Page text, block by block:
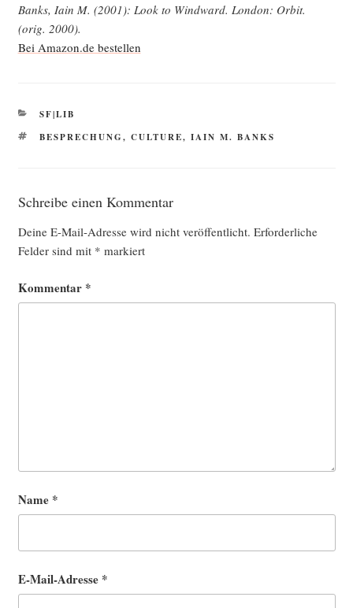
Banks, Iain M. (2001): Look to Wind­ward. Lon­don: Orbit.
(orig. 2000).
Bei Amazon.de bestellen
KATEGORIEN
SF|LIB
SCHLAGWÖRTER
BESPRECHUNG, CULTURE, IAIN M. BANKS
Schreibe einen Kommentar
Deine E-Mail-Adresse wird nicht veröffentlicht. Erforderliche
Felder sind mit * markiert
Kommentar *
Name *
E-Mail-Adresse *